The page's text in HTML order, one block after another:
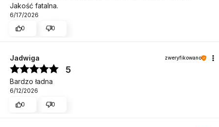
Jakość fatalna.
6/17/2026
0
0
Jadwiga zweryfikowano
5
Bardzo ładna
6/12/2026
0
0